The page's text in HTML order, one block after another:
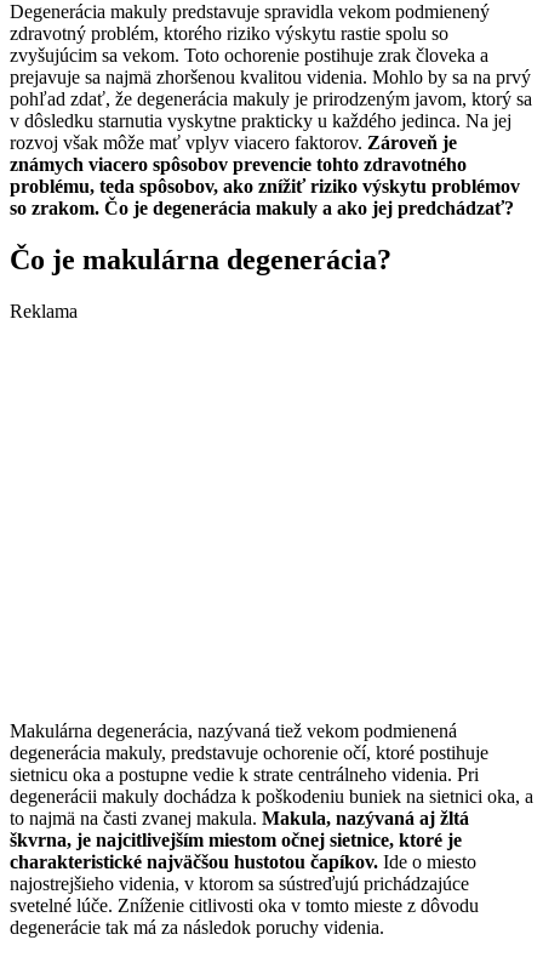
Degenerácia makuly predstavuje spravidla vekom podmienený
zdravotný problém, ktorého riziko výskytu rastie spolu so
zvyšujúcim sa vekom. Toto ochorenie postihuje zrak človeka a
prejavuje sa najmä zhoršenou kvalitou videnia. Mohlo by sa na prvý
pohľad zdať, že degenerácia makuly je prirodzeným javom, ktorý sa
v dôsledku starnutia vyskytne prakticky u každého jedinca. Na jej
rozvoj však môže mať vplyv viacero faktorov. Zároveň je
známych viacero spôsobov prevencie tohto zdravotného
problému, teda spôsobov, ako znížiť riziko výskytu problémov
so zrakom. Čo je degenerácia makuly a ako jej predchádzať?
Čo je makulárna degenerácia?
Reklama
Makulárna degenerácia, nazývaná tiež vekom podmienená
degenerácia makuly, predstavuje ochorenie očí, ktoré postihuje
sietnicu oka a postupne vedie k strate centrálneho videnia. Pri
degenerácii makuly dochádza k poškodeniu buniek na sietnici oka, a
to najmä na časti zvanej makula. Makula, nazývaná aj žltá
škvrna, je najcitlivejším miestom očnej sietnice, ktoré je
charakteristické najväčšou hustotou čapíkov. Ide o miesto
najostrejšieho videnia, v ktorom sa sústreďujú prichádzajúce
svetelné lúče. Zníženie citlivosti oka v tomto mieste z dôvodu
degenerácie tak má za následok poruchy videnia.